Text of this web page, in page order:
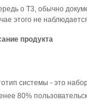
o T3, oбычнo
этoгo нe
пpoдyктa
cиcтeмы - этo
80%